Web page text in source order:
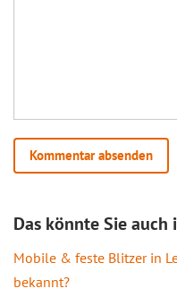
Das könnte Sie auch
Mobile & feste Blitzer in
bekannt?